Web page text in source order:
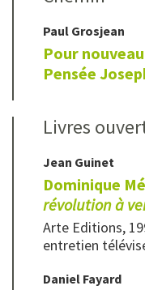
Paul Grosjean
Pour
Pensée
Livres
Jean Guinet
Dominique
révolution à
Arte Editions,
entretien
Daniel Fayard